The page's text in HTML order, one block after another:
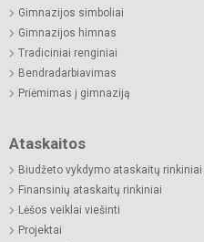
Gimnazijos simboliai
Gimnazijos himnas
Tradiciniai renginiai
Bendradarbiavimas
Priėmimas į gimnaziją
Ataskaitos
Biudžeto vykdymo ataskaitų rinkiniai
Finansinių ataskaitų rinkiniai
Lėšos veiklai viešinti
Projektai